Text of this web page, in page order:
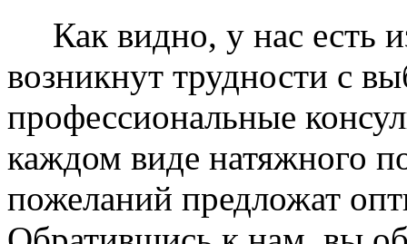
Как видно, у нас есть
возникнут трудности с
профессиональные
каждом виде натяжного
пожеланий предложат